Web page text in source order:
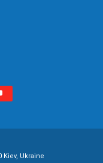
Kiev, Ukraine